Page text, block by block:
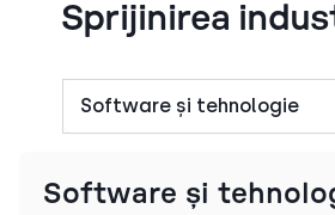
Sprijinirea
Software și tehnologie
Software și